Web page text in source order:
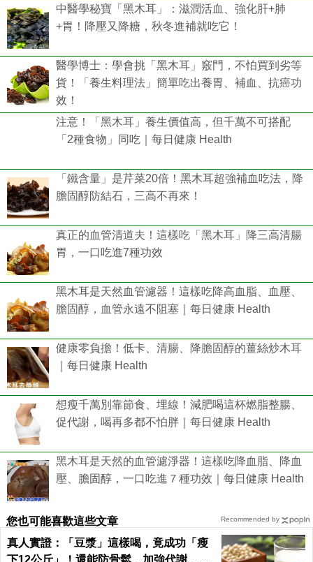
中醫學秘寶「黑木耳」：滋潤活血、強化肝+肺
+胃！降壓又降糖，秋冬進補就吃它！
醫學博士：學會挑「黑木耳」竅門，不怕買到劣等
貨！「養生料理法」簡單吃出養胃、補血、抗癌功
效！
注意！「黑木耳」養生價值高，但千萬不可搭配
「2種食物」同吃｜每日健康 Health
「鐵含量」是芹菜20倍！黑木耳超強補血吃法，降
膽固醇防結石，三高不再來！
真正的血管清道夫！這樣吃「黑木耳」降三高清腸
胃，一口吃進7種功效
黑木耳是天然血管濾器！這樣吃降高血脂、血壓、
膽固醇，血管永遠不阻塞｜每日健康 Health
健康零負擔！低卡、清腸、降膽固醇的薑絲炒木耳
｜每日健康 Health
想瘦千萬別靠節食、埋線！減肥喝這杯燃脂整腸、
促代謝，喝再多都不怕胖｜每日健康 Health
黑木耳是天然的血管濾淨器！這樣吃降血脂、降血
壓、膽固醇，一口吃進７種功效｜每日健康 Health
您也可能喜歡這些文章
真人實證：「豆漿」這樣喝，竟成功「瘦
下12公斤」！還能防骨鬆、加強代謝、平
Recommended by